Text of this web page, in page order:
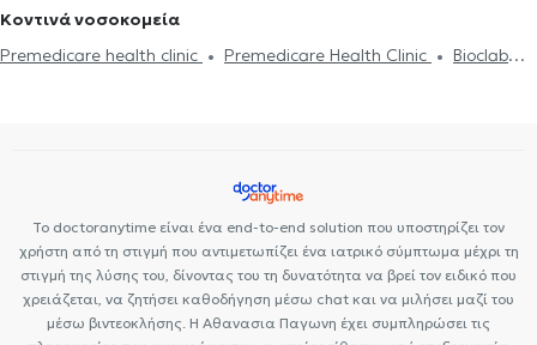
Κοντινά νοσοκομεία
Premedicare health clinic
Premedicare Health Clinic
Bioclab
Το doctoranytime είναι ένα end-to-end solution που υποστηρίζει τον
χρήστη από τη στιγμή που αντιμετωπίζει ένα ιατρικό σύμπτωμα μέχρι τη
στιγμή της λύσης του, δίνοντας του τη δυνατότητα να βρεί τον ειδικό που
χρειάζεται, να ζητήσει καθοδήγηση μέσω chat και να μιλήσει μαζί του
μέσω βιντεοκλήσης. Η Αθανασια Παγωνη έχει συμπληρώσει τις